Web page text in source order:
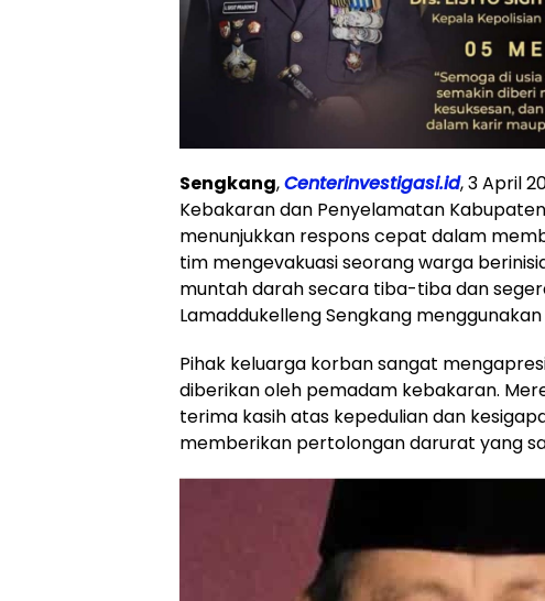
Sengkang,Centerinvestigasi.id, 3 April
Kebakaran dan Penyelamatan
menunjukkan respons cepat dalam
tim mengevakuasi seorang warga
muntah darah secara tiba-tiba dan
Lamaddukelleng Sengkang
Pihak keluarga korban sangat
diberikan oleh pemadam kebakaran.
terima kasih atas kepedulian dan
memberikan pertolongan darurat yang